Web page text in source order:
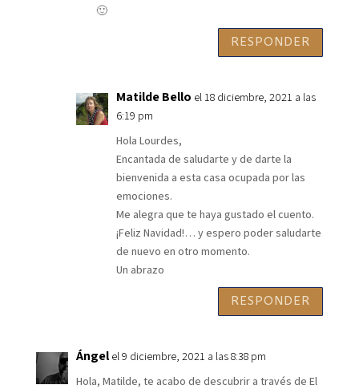
🙂
RESPONDER
Matilde Bello el 18 diciembre, 2021 a las
6:19 pm
Hola Lourdes,
Encantada de saludarte y de darte la
bienvenida a esta casa ocupada por las
emociones.
Me alegra que te haya gustado el cuento.
¡Feliz Navidad!… y espero poder saludarte
de nuevo en otro momento.
Un abrazo
RESPONDER
Ángel el 9 diciembre, 2021 a las 8:38 pm
Hola, Matilde, te acabo de descubrir a través de El